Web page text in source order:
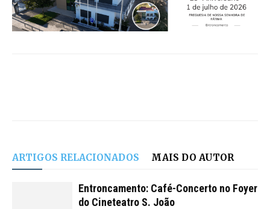
ARTIGOS RELACIONADOS MAIS DO AUTOR
Entroncamento: Café-Concerto no Foyer
do Cineteatro S. João